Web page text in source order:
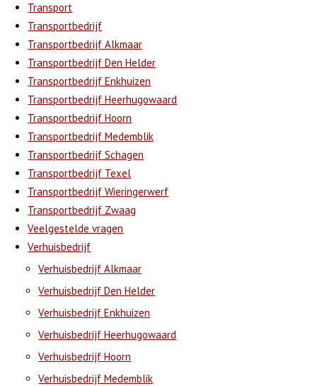
Transport
Transportbedrijf
Transportbedrijf Alkmaar
Transportbedrijf Den Helder
Transportbedrijf Enkhuizen
Transportbedrijf Heerhugowaard
Transportbedrijf Hoorn
Transportbedrijf Medemblik
Transportbedrijf Schagen
Transportbedrijf Texel
Transportbedrijf Wieringerwerf
Transportbedrijf Zwaag
Veelgestelde vragen
Verhuisbedrijf
Verhuisbedrijf Alkmaar
Verhuisbedrijf Den Helder
Verhuisbedrijf Enkhuizen
Verhuisbedrijf Heerhugowaard
Verhuisbedrijf Hoorn
Verhuisbedrijf Medemblik